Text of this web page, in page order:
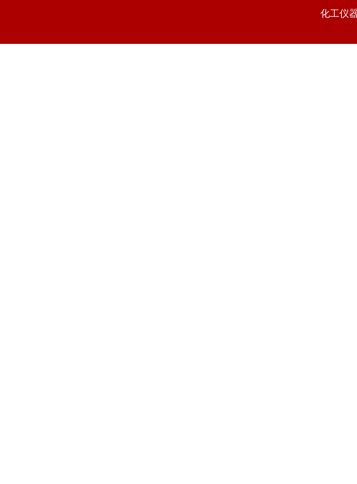
化工仪